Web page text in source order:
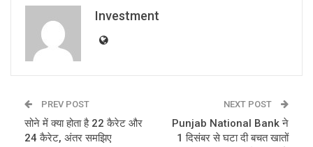
Investment
PREV POST
सोने में क्‍या होता है 22 कैरेट और
24 कैरेट, अंतर समझिए
NEXT POST
Punjab National Bank ने
1 दिसंबर से घटा दी बचत खातों